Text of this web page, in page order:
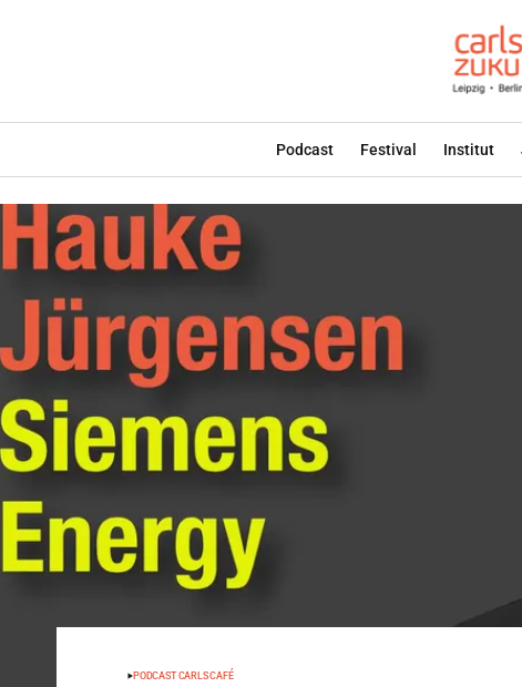
Podcast Festival Institut
PODCAST CARLS CAFÉ